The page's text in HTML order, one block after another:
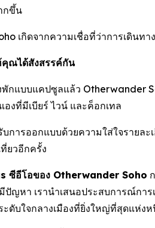
กขึ้น
เกิดจากความเชื่อที่ว่าการเดินท
คุณได้สังสรรค์กัน
กแบบแคปซูลแล้ว Otherwander
องที่มีเบียร์ ไวน์ และค็อกเทล
การออกแบบด้วยความใส่ใจรายล
ยวอีกครั้ง
ซีอีโอของ Otherwander Soho
ปัญหา เรานำเสนอประสบการณ์กา
ดับใจกลางเมืองที่ยิ่งใหญ่ที่สุดแห่งห